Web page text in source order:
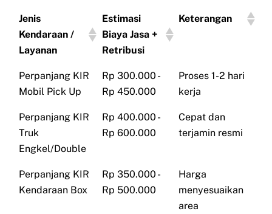
Jenis
Kendaraan /
Layanan
Estimasi
Biaya Jasa +
Retribusi
Keterangan
Perpanjang KIR
Mobil Pick Up
Rp 300.000 -
Rp 450.000
Proses 1-2 hari
kerja
Perpanjang KIR
Truk
Engkel/Double
Rp 400.000 -
Rp 600.000
Cepat dan
terjamin resmi
Perpanjang KIR
Kendaraan Box
Rp 350.000 -
Rp 500.000
Harga
menyesuaikan
area